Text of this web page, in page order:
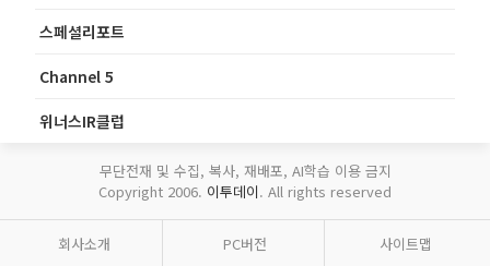
스페셜리포트
Channel 5
위너스IR클럽
무단전재 및 수집, 복사, 재배포, AI학습 이용 금지
Copyright 2006. 이투데이. All rights reserved
회사소개 PC버전 사이트맵